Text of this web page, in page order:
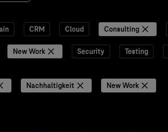
CRM Cloud Consulting
New Work Security Testing
Nachhaltigkeit New Work